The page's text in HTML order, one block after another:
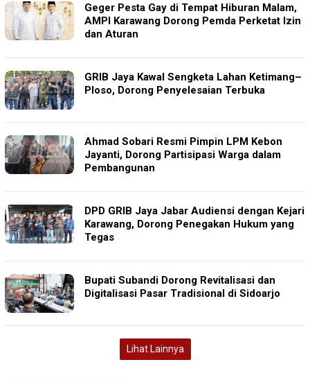
Geger Pesta Gay di Tempat Hiburan Malam,
AMPI Karawang Dorong Pemda Perketat Izin
dan Aturan
GRIB Jaya Kawal Sengketa Lahan Ketimang–
Ploso, Dorong Penyelesaian Terbuka
Ahmad Sobari Resmi Pimpin LPM Kebon
Jayanti, Dorong Partisipasi Warga dalam
Pembangunan
DPD GRIB Jaya Jabar Audiensi dengan Kejari
Karawang, Dorong Penegakan Hukum yang
Tegas
Bupati Subandi Dorong Revitalisasi dan
Digitalisasi Pasar Tradisional di Sidoarjo
Lihat Lainnya